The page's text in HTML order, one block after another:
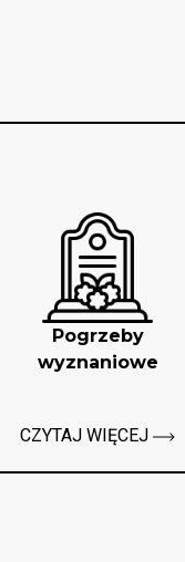
Pogrzeby
wyznaniowe
CZYTAJ WIĘCEJ